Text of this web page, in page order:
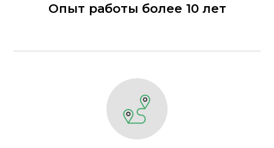
Опыт работы более 10 лет